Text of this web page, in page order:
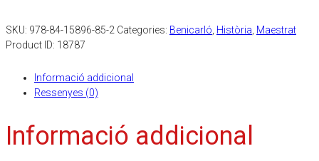
SKU: 978-84-15896-85-2 Categories: Benicarló Història Maestrat
Product ID: 18787
Informació addicional
Ressenyes (0)
Informació addicional